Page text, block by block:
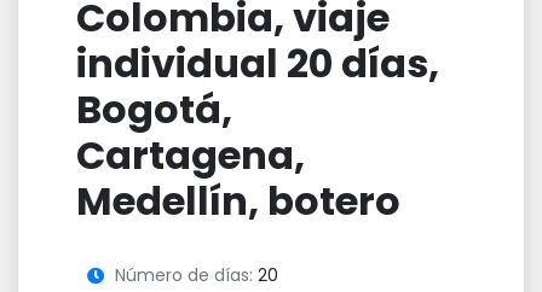
Colombia, viaje
individual 20 días,
Bogotá,
Cartagena,
Medellín, botero
Número de días: 20